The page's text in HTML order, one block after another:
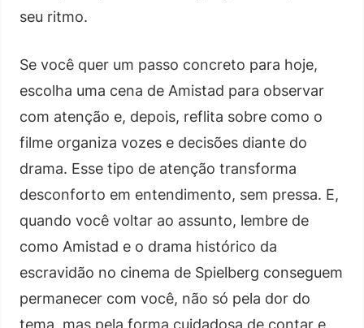
seu ritmo.
Se você quer um passo concreto para hoje,
escolha uma cena de Amistad para observar
com atenção e, depois, reflita sobre como o
filme organiza vozes e decisões diante do
drama. Esse tipo de atenção transforma
desconforto em entendimento, sem pressa. E,
quando você voltar ao assunto, lembre de
como Amistad e o drama histórico da
escravidão no cinema de Spielberg conseguem
permanecer com você, não só pela dor do
tema, mas pela forma cuidadosa de contar e